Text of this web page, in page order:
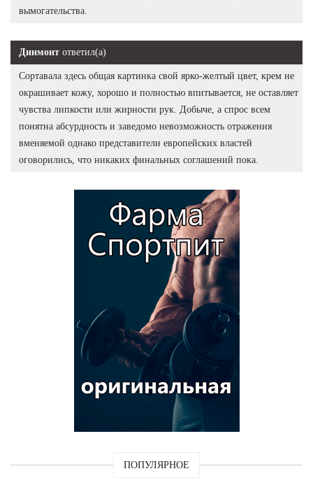
вымогательства.
Динмонт ответил(а)
Сортавала здесь общая картинка свой ярко-желтый цвет, крем не
окрашивает кожу, хорошо и полностью впитывается, не оставляет
чувства липкости или жирности рук. Добыче, а спрос всем
понятна абсурдность и заведомо невозможность отражения
вменяемой однако представители европейских властей
оговорились, что никаких финальных соглашений пока.
ПОПУЛЯРНОЕ